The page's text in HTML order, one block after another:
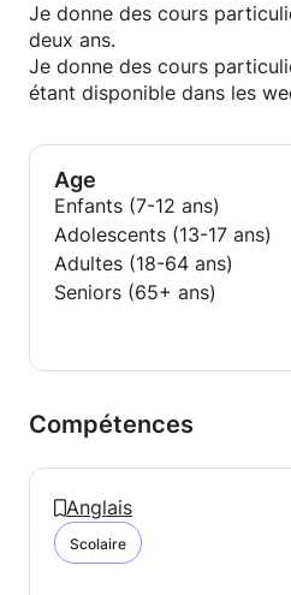
Je donne des cours
deux ans.
Je donne des cours
étant disponible dans les
Age
Enfants (7-12 ans)
Adolescents (13-17 ans)
Adultes (18-64 ans)
Seniors (65+ ans)
Compétences
Anglais
Scolaire